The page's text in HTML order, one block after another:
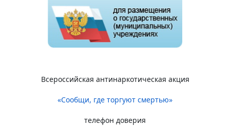
Всероссийская антинаркотическая акция
«Сообщи, где торгуют смертью»
телефон доверия